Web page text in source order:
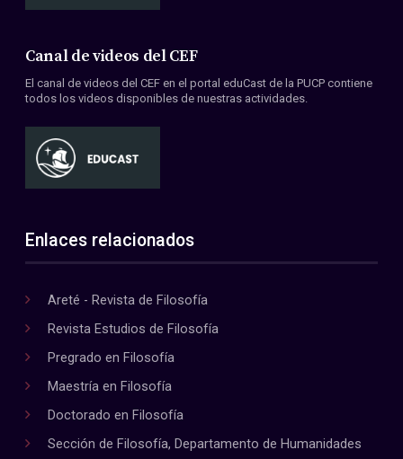
Canal de videos del CEF
El canal de videos del CEF en el portal eduCast de la PUCP contiene
todos los videos disponibles de nuestras actividades.
Enlaces relacionados
Areté - Revista de Filosofía
Revista Estudios de Filosofía
Pregrado en Filosofía
Maestría en Filosofía
Doctorado en Filosofía
Sección de Filosofía, Departamento de Humanidades